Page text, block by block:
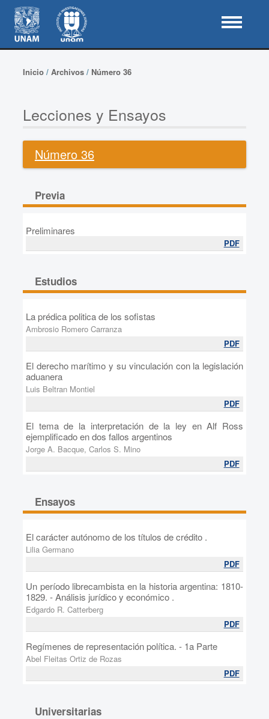
Inicio/ Archivos/ Número 36
Lecciones y Ensayos
Número 36
Previa
Preliminares
PDF
Estudios
La prédica politica de los sofistas
Ambrosio Romero Carranza
PDF
El derecho marítimo y su vinculación con la legislación
aduanera
Luis Beltran Montiel
PDF
El tema de la interpretación de la ley en Alf Ross
ejemplificado en dos fallos argentinos
Jorge A. Bacque, Carlos S. Mino
PDF
Ensayos
El carácter autónomo de los títulos de crédito .
Lilia Germano
PDF
Un período librecambista en la historia argentina: 1810-
1829. - Análisis jurídico y económico .
Edgardo R. Catterberg
PDF
Regímenes de representación política. - 1a Parte
Abel Fleitas Ortiz de Rozas
PDF
Universitarias